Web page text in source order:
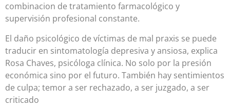
combinacion de tratamiento farmacológico y
supervisión profesional constante.
El daño psicológico de víctimas de mal praxis se puede
traducir en sintomatología depresiva y ansiosa, explica
Rosa Chaves, psicóloga clínica. No solo por la presión
económica sino por el futuro. También hay sentimientos
de culpa; temor a ser rechazado, a ser juzgado, a ser
criticado